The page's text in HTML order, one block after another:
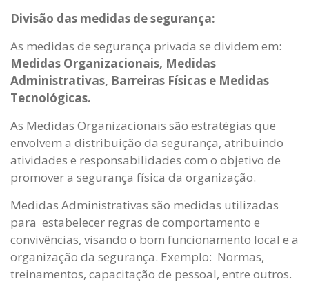
Divisão das medidas de segurança:
As medidas de segurança privada se dividem em:
Medidas Organizacionais, Medidas
Administrativas, Barreiras Físicas e Medidas
Tecnológicas.
As Medidas Organizacionais são estratégias que
envolvem a distribuição da segurança, atribuindo
atividades e responsabilidades com o objetivo de
promover a segurança física da organização.
Medidas Administrativas são medidas utilizadas
para estabelecer regras de comportamento e
convivências, visando o bom funcionamento local e a
organização da segurança. Exemplo: Normas,
treinamentos, capacitação de pessoal, entre outros.